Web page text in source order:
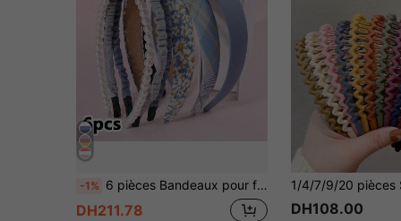
-1% 6 pièces Bandeaux pour filles imprimés floraux bohèmes/boho, ensemble d'accessoires pour cheveux avec perles fausses élégantes, convient pour les fêtes de vacances et l'usage quotidien
DH211.78 DH108.00